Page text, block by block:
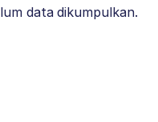
data dikumpulkan.